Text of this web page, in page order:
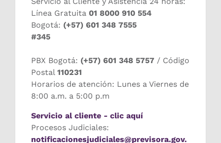
Línea Gratuita 01 8000 910 554
Bogotá: (+57) 601 348 7555
#345
PBX Bogotá: (+57) 601 348 5757 / Código
Postal 110231
Horarios de atención: Lunes a Viernes de
8:00 a.m. a 5:00 p.m
Servicio al cliente - clic aquí
Procesos Judiciales:
notificacionesjudiciales@previsora.gov.